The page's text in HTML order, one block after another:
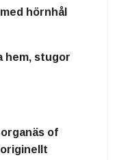
hörnhål
hem, stugor
of